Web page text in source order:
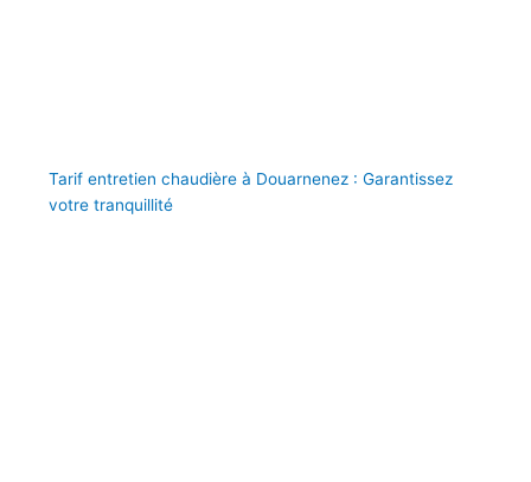
Tarif entretien chaudière à Douarnenez : Garantissez
votre tranquillité